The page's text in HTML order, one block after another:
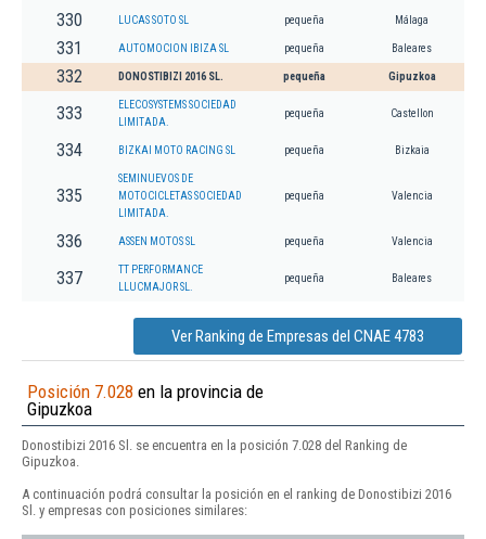
330 LUCAS SOTO SL pequeña Málaga
331 AUTOMOCION IBIZA SL pequeña Baleares
332 DONOSTIBIZI 2016 SL. pequeña Gipuzkoa
333
ELECOSYSTEMS SOCIEDAD
LIMITADA.
pequeña Castellon
334 BIZKAI MOTO RACING SL pequeña Bizkaia
335
SEMINUEVOS DE
MOTOCICLETAS SOCIEDAD
LIMITADA.
pequeña Valencia
336 ASSEN MOTOS SL pequeña Valencia
337
TT PERFORMANCE
LLUCMAJOR SL.
pequeña Baleares
Ver Ranking de Empresas del CNAE 4783
Posición 7.028 en la provincia de
Gipuzkoa
Donostibizi 2016 Sl. se encuentra en la posición 7.028 del Ranking de
Gipuzkoa.
A continuación podrá consultar la posición en el ranking de Donostibizi 2016
Sl. y empresas con posiciones similares: